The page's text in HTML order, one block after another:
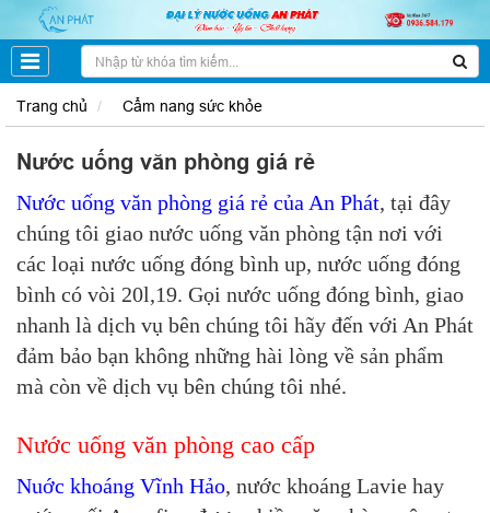
Trang chủ Cẩm nang sức khỏe
Nước uống văn phòng giá rẻ
Nước uống văn phòng giá rẻ của An Phát, tại đây
chúng tôi giao nước uống văn phòng tận nơi với
các loại nước uống đóng bình up, nước uống đóng
bình có vòi 20l,19. Gọi nước uống đóng bình, giao
nhanh là dịch vụ bên chúng tôi hãy đến với An Phát
đảm bảo bạn không những hài lòng về sản phẩm
mà còn về dịch vụ bên chúng tôi nhé.
Nước uống văn phòng cao cấp
Nuớc khoáng Vĩnh Hảo, nước khoáng Lavie hay